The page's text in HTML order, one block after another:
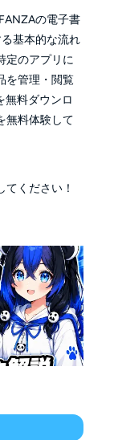
の電子書
基本的な流れ
定のアプリに
を管理・閲覧
無料ダウンロ
無料体験して
ください！